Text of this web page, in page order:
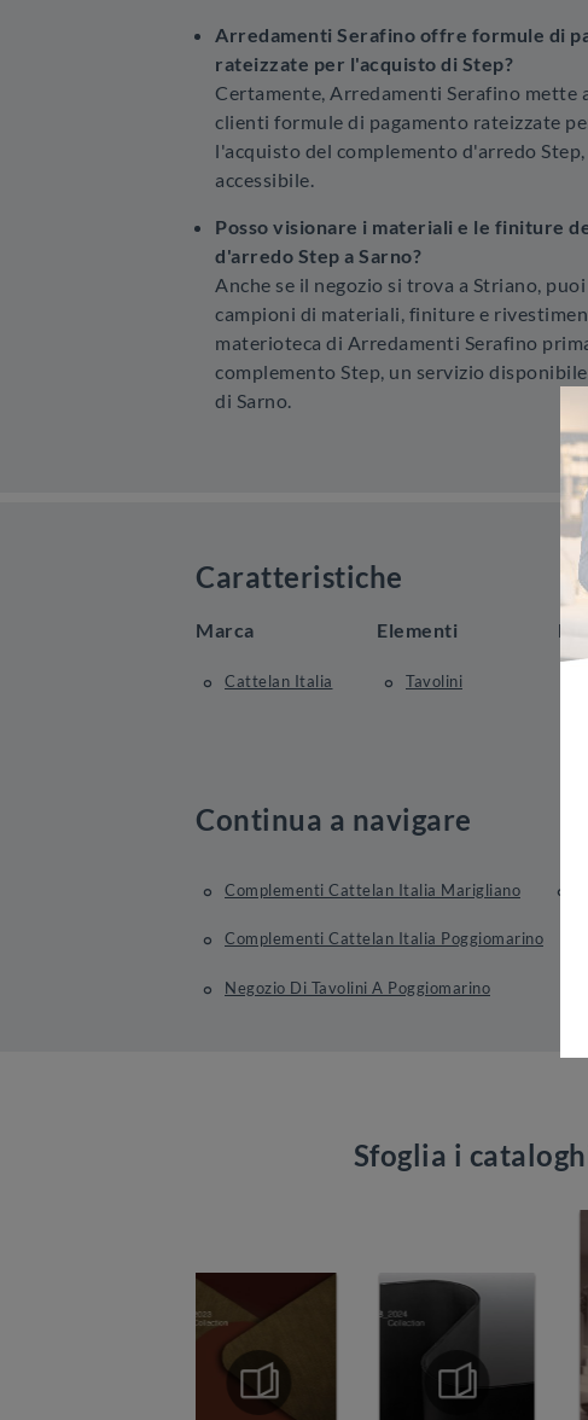
Arredamenti Serafino offre formule di
rateizzate per l'acquisto di Step?
Certamente, Arredamenti Serafino mette
clienti formule di pagamento rateizzate
l'acquisto del complemento d'arredo
accessibile.
Posso visionare i materiali e le finiture
d'arredo Step a Sarno?
Anche se il negozio si trova a Striano,
campioni di materiali, finiture e
materioteca di Arredamenti Serafino
complemento Step, un servizio
di Sarno.
Caratteristiche
Marca
Cattelan Italia
Elementi
Tavolini
Continua a navigare
Complementi Cattelan Italia Marigliano
Complementi Cattelan Italia Poggiomarino
Negozio Di Tavolini A Poggiomarino
Sfoglia i